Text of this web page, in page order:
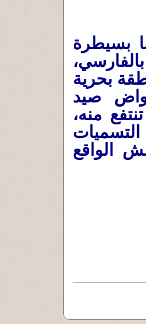
بسيطرة
بحرية
صيد
منه،
الواقع